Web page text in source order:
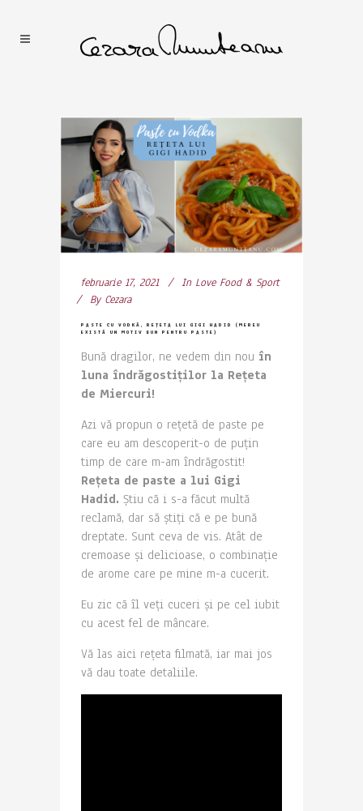
februarie 17, 2021 In Love Food & Sport
By Cezara
PASTE CU VODKĂ, REȚETA LUI GIGI HADID (MEREU
EXISTĂ UN MOTIV BUN PENTRU PASTE)
Bună dragilor, ne vedem din nou în
luna îndrăgostiților la Rețeta
de Miercuri!
Azi vă propun o rețetă de paste pe
care eu am descoperit-o de puțin
timp de care m-am îndrăgostit!
Rețeta de paste a lui Gigi
Hadid. Știu că i s-a făcut multă
reclamă, dar să știți că e pe bună
dreptate. Sunt ceva de vis. Atât de
cremoase și delicioase, o combinație
de arome care pe mine m-a cucerit.
Eu zic că îl veți cuceri și pe cel iubit
cu acest fel de mâncare.
Vă las aici rețeta filmată, iar mai jos
vă dau toate detaliile.